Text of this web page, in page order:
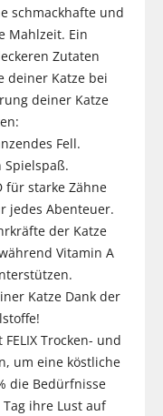
schmackhafte und
Mahlzeit. Ein
Zutaten
deiner Katze bei
deiner Katze
Fell.
für starke Zähne
jedes Abenteuer.
der Katze
Vitamin A
Katze Dank der
Trocken- und
um eine köstliche
die Bedürfnisse
ihre Lust auf